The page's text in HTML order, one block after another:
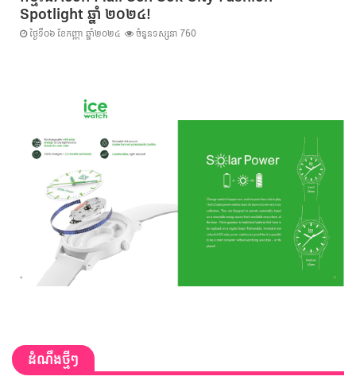
Spotlight ឆ្នាំ ២០២៤!
ថ្ងៃទី០៦ ខែកញ្ញា ឆ្នាំ២០២៤ ចំនួនទស្សនា 760
ដំណឹងថ្មីៗ